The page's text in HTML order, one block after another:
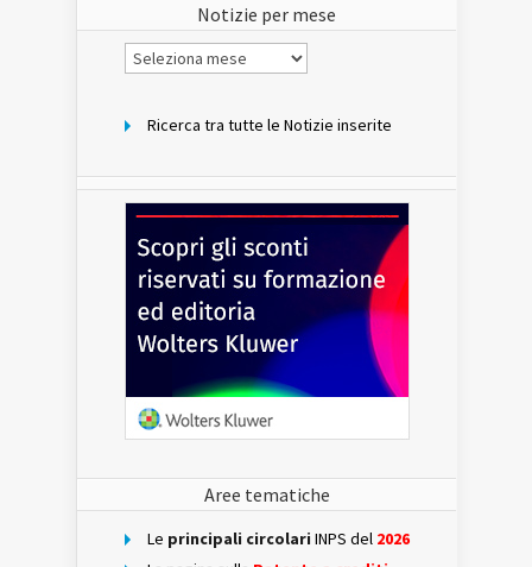
Notizie per mese
Notizie
per
Ricerca tra tutte le Notizie inserite
Aree tematiche
Le principali circolari INPS del 2026